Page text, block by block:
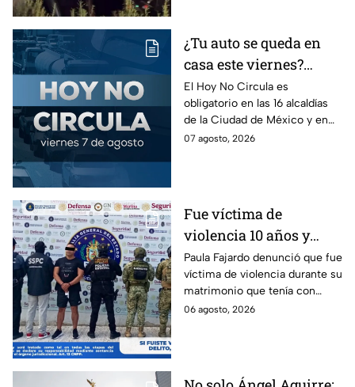
¿Tu auto se queda en
casa este viernes?
Revisa el Hoy No
Circula de este 7 de
agosto
El Hoy No Circula es
obligatorio en las 16 alcaldías
de la Ciudad de México y en
los municipios conurbados del
07 agosto, 2026
Fue víctima de
violencia 10 años y
hasta ahora detienen al
presunto agresor: el
caso de Paula Fajardo
Paula Fajardo denunció que fue
víctima de violencia durante su
matrimonio que tenía con
Jorge Francisco “N”, quien fue
06 agosto, 2026